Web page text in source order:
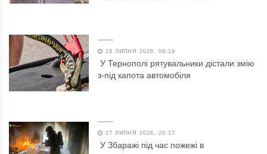
18 ЛИПНЯ 2026, 06:19
У Тернополі рятувальники дістали змію
з-під капота автомобіля
17 ЛИПНЯ 2026, 20:17
У Збаражі під час пожежі в